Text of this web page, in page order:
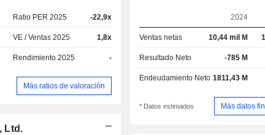
Ratio PER 2025 -22,9x
VE / Ventas 2025 1,8x
Rendimiento 2025 -
Más ratios de valoración
Ltd.
2024
Ventas netas 10,44 mil M
Resultado Neto -785 M
Endeudamiento Neto 1811,43 M
* Datos estimados Más datos